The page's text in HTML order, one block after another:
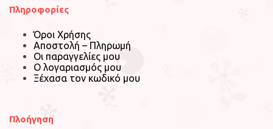
Πληροφορίες
Όροι Χρήσης
Αποστολή – Πληρωμή
Οι παραγγελίες μου
Ο λογαριασμός μου
Ξέχασα τον κωδικό μου
Πλοήγηση